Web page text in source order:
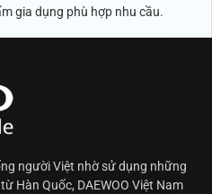
gia dụng phù hợp nhu cầu.
người Việt nhờ sử dụng những
Hàn Quốc, DAEWOO Việt Nam